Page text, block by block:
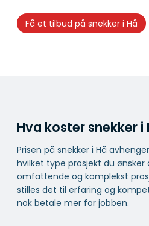
Få et tilbud på snekker i Hå
Hva koster snekker i
Prisen på snekker i Hå
hvilket type prosjekt du
omfattende og komplekst
stilles det til erfaring og
nok betale mer for jobben.